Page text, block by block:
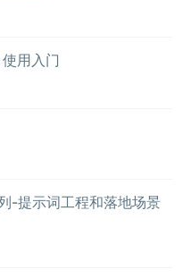
用入门
-提示词工程和落地场景